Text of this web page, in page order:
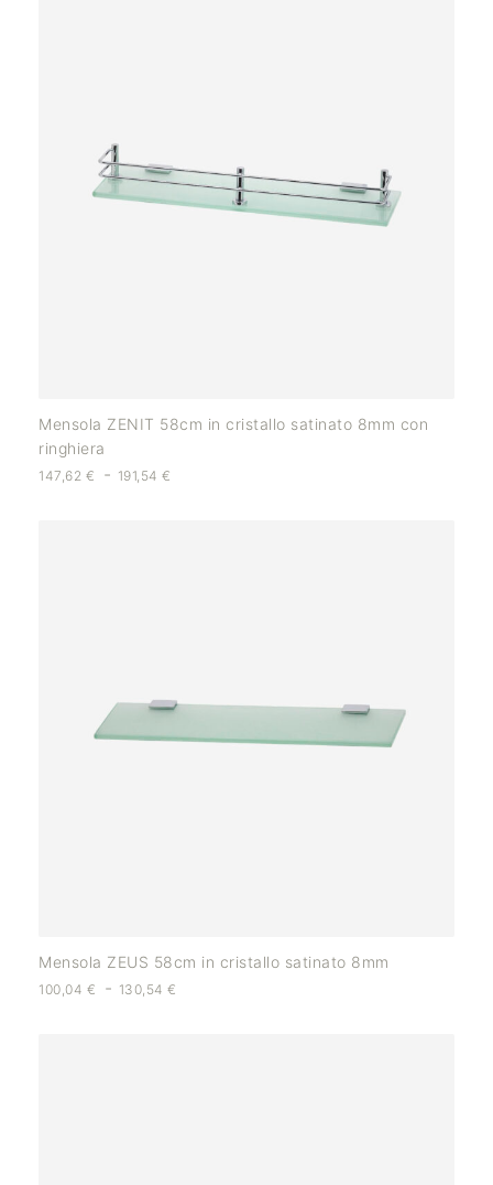
Mensola ZENIT 58cm in cristallo satinato 8mm con
ringhiera
147,62 € - 191,54€
Mensola ZEUS 58cm in cristallo satinato 8mm
100,04 € - 130,54€